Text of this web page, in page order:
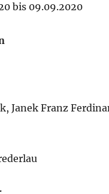
bis 09.09.2020
Janek Franz